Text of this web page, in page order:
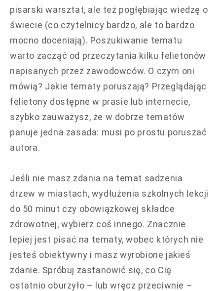
pisarski warsztat, ale też pogłębiając wiedzę o
świecie (co czytelnicy bardzo, ale to bardzo
mocno doceniają). Poszukiwanie tematu
warto zacząć od przeczytania kilku felietonów
napisanych przez zawodowców. O czym oni
mówią? Jakie tematy poruszają? Przeglądając
felietony dostępne w prasie lub internecie,
szybko zauważysz, że w dobrze tematów
panuje jedna zasada: musi po prostu poruszać
autora.
Jeśli nie masz zdania na temat sadzenia
drzew w miastach, wydłużenia szkolnych lekcji
do 50 minut czy obowiązkowej składce
zdrowotnej, wybierz coś innego. Znacznie
lepiej jest pisać na tematy, wobec których nie
jesteś obiektywny i masz wyrobione jakieś
zdanie. Spróbuj zastanowić się, co Cię
ostatnio oburzyło – lub wręcz przeciwnie –